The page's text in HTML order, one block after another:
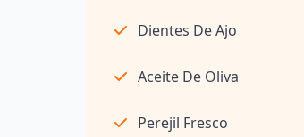
Dientes De Ajo
Aceite De Oliva
Perejil Fresco